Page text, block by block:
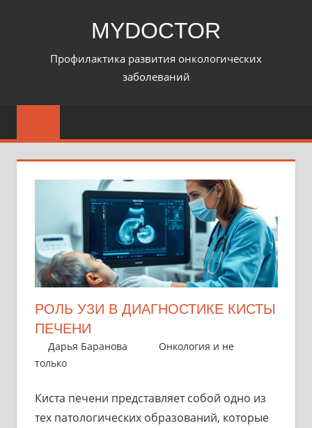
MYDOCTOR
Профилактика развития онкологических
заболеваний
РОЛЬ УЗИ В ДИАГНОСТИКЕ КИСТЫ
ПЕЧЕНИ
23 апреля 2025
Дарья Баранова
Онкология и не
только
Киста печени представляет собой одно из
тех патологических образований, которые